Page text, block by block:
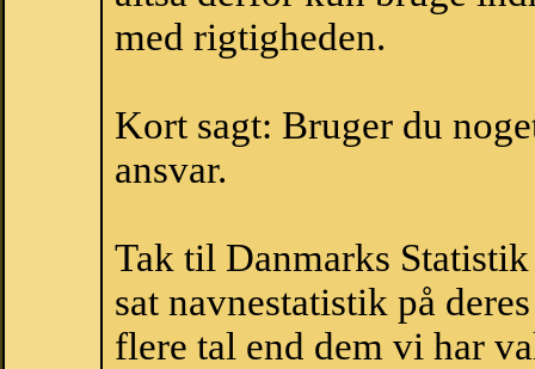
med rigtigheden.
Kort sagt: Bruger du
ansvar.
Tak til Danmarks
sat navnestatistik på
flere tal end dem vi har